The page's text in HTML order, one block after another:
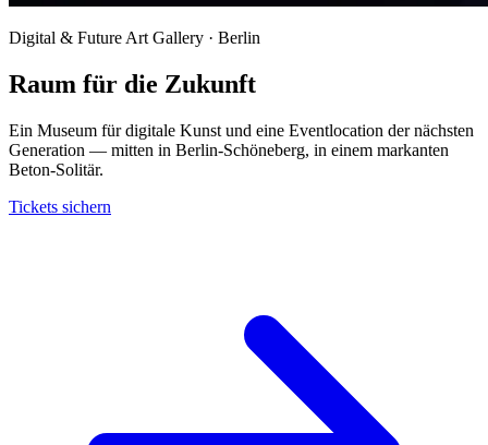
Digital & Future Art Gallery · Berlin
Raum für die Zukunft
Ein Museum für digitale Kunst und eine Eventlocation der nächsten
Generation — mitten in Berlin-Schöneberg, in einem markanten
Beton-Solitär.
Tickets sichern